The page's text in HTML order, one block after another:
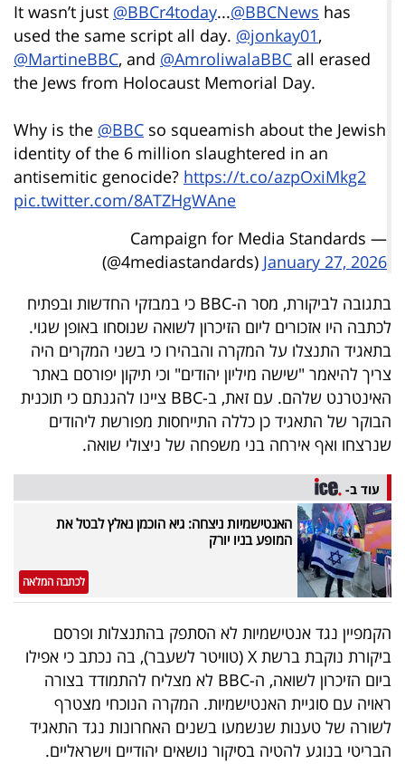
פעולה
מייל
אדום
פרסמו
באייס
עקבו
אחרינו:
It wasn’t just @BBCr4today...@BBCNews has
used the same script all day. @jonkay01,
@MartineBBC, and @AmroliwalaBBC all erased
the Jews from Holocaust Memorial Day.
Why is the @BBC so squeamish about the Jewish
identity of the 6 million slaughtered in an
antisemitic genocide? https://t.co/azpOxiMkg2
pic.twitter.com/8ATZHgWAne
— Campaign for Media Standards
(@4mediastandards) January 27, 2026
בתגובה לביקורת, מסר ה-BBC כי במבזקי החדשות ובפתיח
לכתבה היו אזכורים ליום הזיכרון לשואה שנוסחו באופן שגוי.
בתאגיד התנצלו על המקרה והבהירו כי בשני המקרים היה
צריך להיאמר "שישה מיליון יהודים" וכי תיקון יפורסם באתר
האינטרנט שלהם. עם זאת, ב-BBC ציינו להגנתם כי תוכנית
הבוקר של התאגיד כן כללה התייחסות מפורשת ליהודים
שנרצחו ואף אירחה בני משפחה של ניצולי שואה.
עוד ב-
האנטישמיות ניצחה: גיא הוכמן נאלץ לבטל את
המופע בניו יורק
לכתבה המלאה
הקמפיין נגד אנטישמיות לא הסתפק בהתנצלות ופרסם
ביקורת נוקבת ברשת X (טוויטר לשעבר), בה נכתב כי אפילו
ביום הזיכרון לשואה, ה-BBC לא מצליח להתמודד בצורה
ראויה עם סוגיית האנטישמיות. המקרה הנוכחי מצטרף
לשורה של טענות שנשמעו בשנים האחרונות נגד התאגיד
הבריטי בנוגע להטיה בסיקור נושאים יהודיים וישראליים.